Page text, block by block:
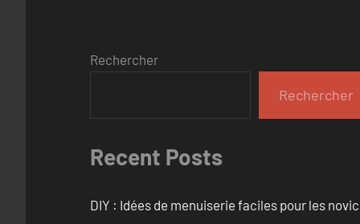
Rechercher
Rechercher
Recent Posts
DIY : Idées de menuiserie faciles pour les